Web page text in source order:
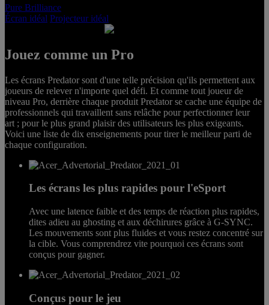
Pure Brilliance
Écran idéal Projecteur idéal
PURE
DOMINANCE
Predator GamingMonitors
Jouez comme un Pro
Les écrans Predator sont d'une telle précision qu'ils permettent aux
joueurs de relever n'importe quel défi. Et comme tout joueur de
niveau Pro, derrière chaque produit Predator se cache une équipe de
professionnels qui travaillent sans relâche pour perfectionner leur
art ; pour le plus grand plaisir des utilisateurs les plus exigeants.
Voici une liste de dix enseignements pour tirer le meilleur parti de
chaque configuration.
Les écrans les plus rapides pour l'eSport
Avec une latence faible et des temps de réaction plus rapides,
dites adieu au ghosting et aux déchirures grâce à G-SYNC.
Les mouvements sont plus fluides et vous restez concentré sur
la cible. Vous comprendrez vite pourquoi ces écrans sont
conçus pour gagner.
Conçus pour le jeu